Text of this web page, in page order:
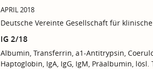
APRIL 2018
Deutsche Vereinte Gesellschaft für
IG 2/18
Albumin, Transferrin, a1-Antitrypsin,
Haptoglobin, IgA, IgG, IgM, Präalbumin,